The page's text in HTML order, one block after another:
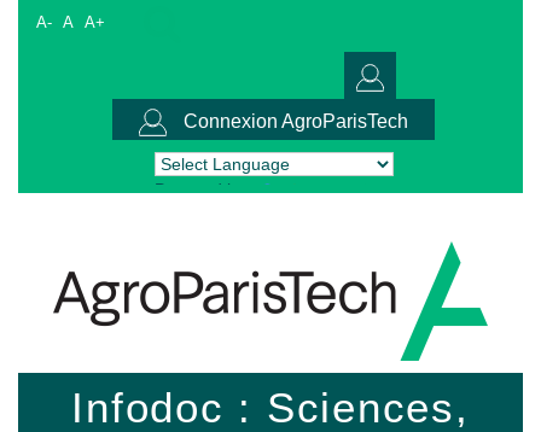
A- A A+
Connexion AgroParisTech
Powered by Translate
Infodoc : Sciences,